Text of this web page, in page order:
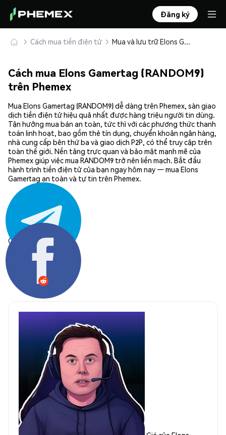
Đăng ký
Cách mua tiền điện tử Mua và lưu trữ Elons Gamertag (RANDOM9) an toàn
Cách mua Elons Gamertag (RANDOM9)
trên Phemex
Mua Elons Gamertag (RANDOM9) dễ dàng trên Phemex, sàn giao
dịch tiền điện tử hiệu quả nhất được hàng triệu người tin dùng.
Tận hưởng mua bán an toàn, tức thì với các phương thức thanh
toán linh hoạt, bao gồm thẻ tín dụng, chuyển khoản ngân hàng,
nhà cung cấp bên thứ ba và giao dịch P2P, có thể truy cập trên
toàn thế giới. Nền tảng trực quan và bảo mật mạnh mẽ của
Phemex giúp việc mua RANDOM9 trở nên liền mạch. Bắt đầu
hành trình tiền điện tử của bạn ngay hôm nay — mua Elons
Gamertag an toàn và tự tin trên Phemex.
Chia sẻ: